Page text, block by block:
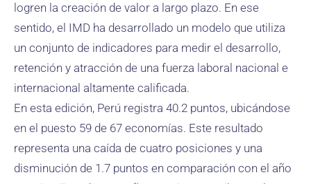
logren la creación de valor a largo plazo. En ese
sentido, el IMD ha desarrollado un modelo que utiliza
un conjunto de indicadores para medir el desarrollo,
retención y atracción de una fuerza laboral nacional e
internacional altamente calificada.
En esta edición, Perú registra 40.2 puntos, ubicándose
en el puesto 59 de 67 economías. Este resultado
representa una caída de cuatro posiciones y una
disminución de 1.7 puntos en comparación con el año